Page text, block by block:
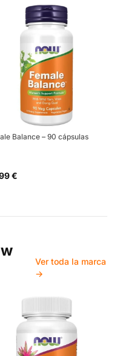
Balance – 90 cápsulas
€
Ver toda la marca
→